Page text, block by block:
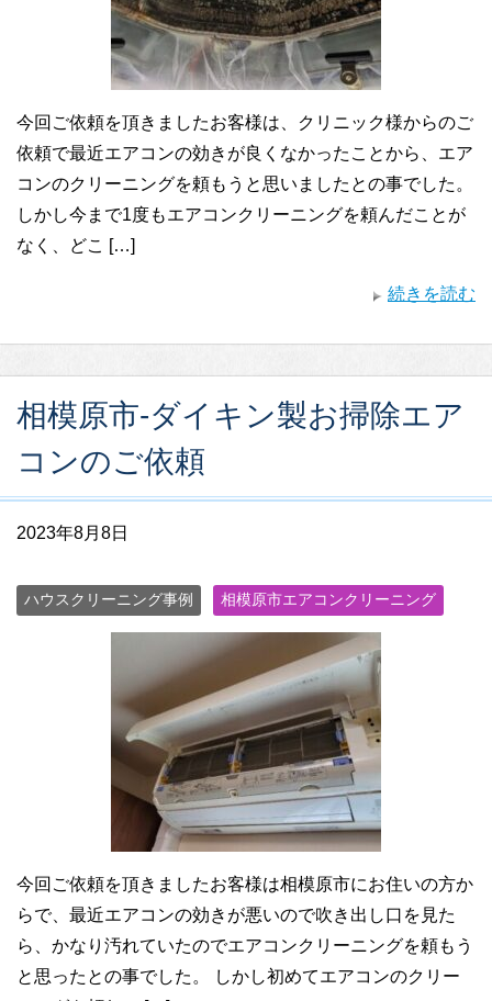
今回ご依頼を頂きましたお客様は、クリニック様からのご
依頼で最近エアコンの効きが良くなかったことから、エア
コンのクリーニングを頼もうと思いましたとの事でした。
しかし今まで1度もエアコンクリーニングを頼んだことが
なく、どこ […]
続きを読む
相模原市-ダイキン製お掃除エア
コンのご依頼
2023年8月8日
ハウスクリーニング事例 相模原市エアコンクリーニング
今回ご依頼を頂きましたお客様は相模原市にお住いの方か
らで、最近エアコンの効きが悪いので吹き出し口を見た
ら、かなり汚れていたのでエアコンクリーニングを頼もう
と思ったとの事でした。 しかし初めてエアコンのクリー